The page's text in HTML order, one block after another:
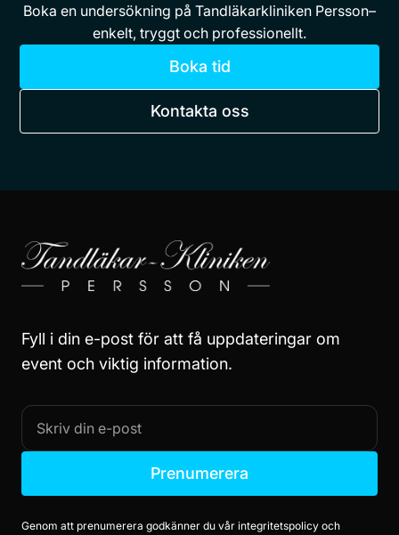
Boka en undersökning på Tandläkarkliniken Persson–
enkelt, tryggt och professionellt.
Boka tid
Kontakta oss
Fyll i din e-post för att få uppdateringar om
event och viktig information.
Prenumerera
Genom att prenumerera godkänner du vår integritetspolicy och